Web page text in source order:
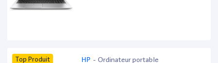
Top Produit HP - Ordinateur portable